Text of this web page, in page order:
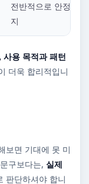
전반적으로 안정적
지
사용 목적과 패턴
더욱 합리적입니
보면 기대에 못 미
구보다는, 실제
판단하셔야 합니